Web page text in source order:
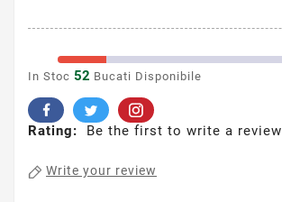
In Stoc 52 Bucati Disponibile
Rating: Be the first to write a
Write your review